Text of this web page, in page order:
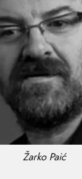
Žarko Paić